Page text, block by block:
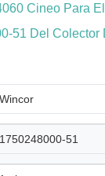
Cineo Para
51 Del Colector
Wincor
1750248000-51